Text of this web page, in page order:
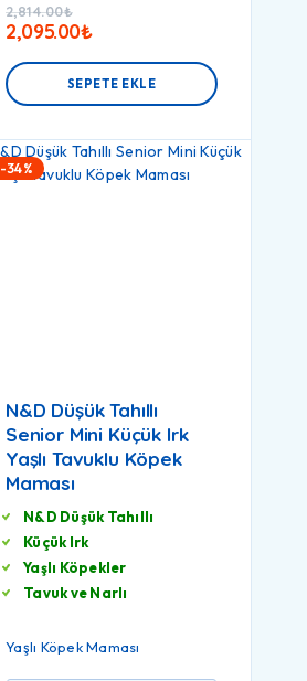
2,814.00₺
2,095.00₺
SEPETE EKLE
-34%
N&D Düşük Tahıllı
Senior Mini Küçük Irk
Yaşlı Tavuklu Köpek
Maması
N&D Düşük Tahıllı
Küçük Irk
Yaşlı Köpekler
Tavuk ve Narlı
Yaşlı Köpek Maması